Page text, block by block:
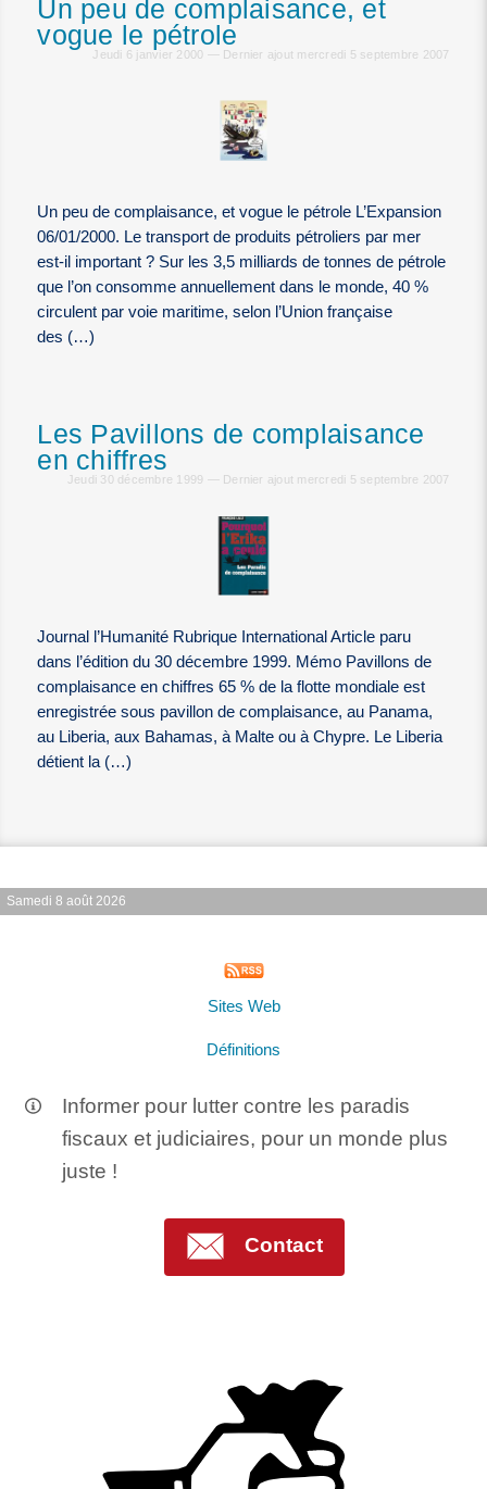
Un peu de complaisance, et
vogue le pétrole
Jeudi 6 janvier 2000 — Dernier ajout mercredi 5 septembre 2007
Un peu de complaisance, et vogue le pétrole L’Expansion
06/01/2000. Le transport de produits pétroliers par mer
est-il important ? Sur les 3,5 milliards de tonnes de pétrole
que l’on consomme annuellement dans le monde, 40 %
circulent par voie maritime, selon l’Union française
des (…)
Les Pavillons de complaisance
en chiffres
Jeudi 30 décembre 1999 — Dernier ajout mercredi 5 septembre 2007
Journal l’Humanité Rubrique International Article paru
dans l’édition du 30 décembre 1999. Mémo Pavillons de
complaisance en chiffres 65 % de la flotte mondiale est
enregistrée sous pavillon de complaisance, au Panama,
au Liberia, aux Bahamas, à Malte ou à Chypre. Le Liberia
détient la (…)
Samedi 8 août 2026
Sites Web
Définitions
Informer pour lutter contre les paradis
fiscaux et judiciaires, pour un monde plus
juste !
Contact